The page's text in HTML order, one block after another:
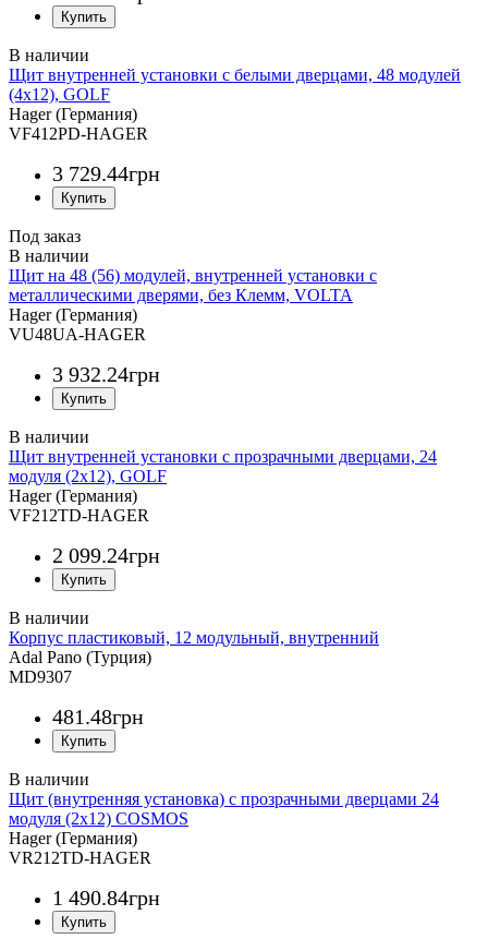
Щит внутренней установки с белыми дверцами, 48 модулей
(4х12), GOLF
Hager (Германия)
VF412PD-HAGER
3 729.44грн
Под заказ
Щит на 48 (56) модулей, внутренней установки с
металлическими дверями, без Клемм, VOLTA
Hager (Германия)
VU48UA-HAGER
3 932.24грн
Щит внутренней установки с прозрачными дверцами, 24
модуля (2х12), GOLF
Hager (Германия)
VF212TD-HAGER
2 099.24грн
Корпус пластиковый, 12 модульный, внутренний
Adal Pano (Турция)
MD9307
481.48грн
Щит (внутренняя установка) с прозрачными дверцами 24
модуля (2х12) COSMOS
Hager (Германия)
VR212TD-HAGER
1 490.84грн